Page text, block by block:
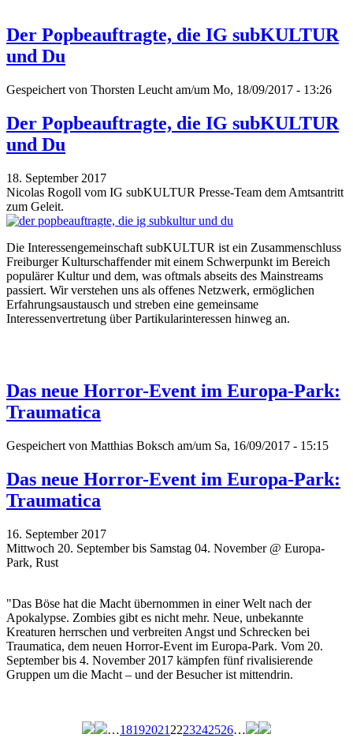
Der Popbeauftragte, die IG subKULTUR
und Du
Gespeichert von Thorsten Leucht am/um Mo, 18/09/2017 - 13:26
Der Popbeauftragte, die IG subKULTUR
und Du
18. September 2017
Nicolas Rogoll vom IG subKULTUR Presse-Team dem Amtsantritt
zum Geleit.
Die Interessengemeinschaft subKULTUR ist ein Zusammenschluss
Freiburger Kulturschaffender mit einem Schwerpunkt im Bereich
populärer Kultur und dem, was oftmals abseits des Mainstreams
passiert. Wir verstehen uns als offenes Netzwerk, ermöglichen
Erfahrungsaustausch und streben eine gemeinsame
Interessenvertretung über Partikularinteressen hinweg an.
Das neue Horror-Event im Europa-Park:
Traumatica
Gespeichert von Matthias Boksch am/um Sa, 16/09/2017 - 15:15
Das neue Horror-Event im Europa-Park:
Traumatica
16. September 2017
Mittwoch 20. September bis Samstag 04. November @ Europa-
Park, Rust
"Das Böse hat die Macht übernommen in einer Welt nach der
Apokalypse. Zombies gibt es nicht mehr. Neue, unbekannte
Kreaturen herrschen und verbreiten Angst und Schrecken bei
Traumatica, dem neuen Horror-Event im Europa-Park. Vom 20.
September bis 4. November 2017 kämpfen fünf rivalisierende
Gruppen um die Macht – und der Besucher ist mittendrin.
…18192021 2223242526…